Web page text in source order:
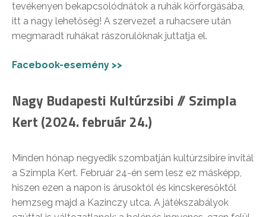
tevékenyen bekapcsolódnátok a ruhák körforgásába,
itt a nagy lehetőség! A szervezet a ruhacsere után
megmaradt ruhákat rászorulóknak juttatja el.
Facebook-esemény >>
Nagy Budapesti Kultúrzsibi // Szimpla
Kert (2024. február 24.)
Minden hónap negyedik szombatján kultúrzsibire invitál
a Szimpla Kert. Február 24-én sem lesz ez másképp,
hiszen ezen a napon is árusoktól és kincskeresőktől
hemzseg majd a Kazinczy utca. A játékszabályok